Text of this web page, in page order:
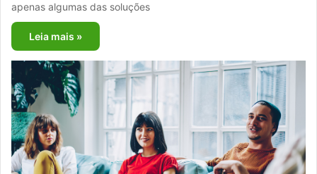
apenas algumas das soluções
Leia mais »